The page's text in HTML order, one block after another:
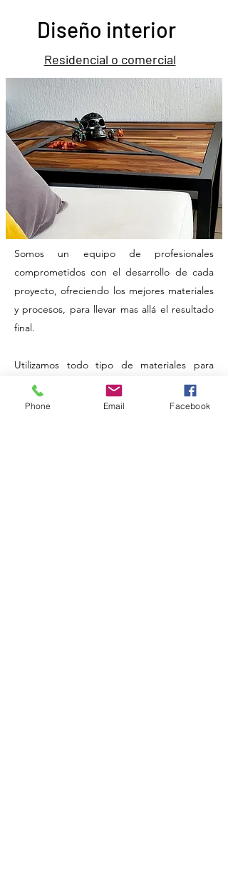
Diseño interior
Residencial o comercial
Somos un equipo de profesionales
comprometidos con el desarrollo de cada
proyecto, ofreciendo los mejores materiales
y procesos, para llevar mas allá el resultado
final.
Utilizamos todo tipo de materiales para
crear combinaciones originales y poder
hacer realidad ese espacio que tanto
Phone Email Facebook